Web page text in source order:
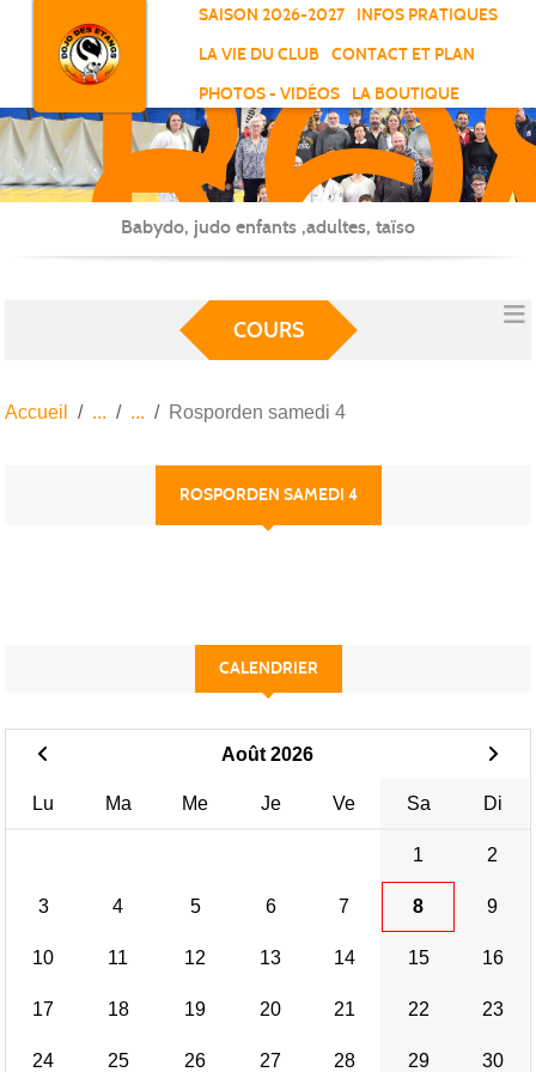
SAISON 2026-2027
INFOS PRATIQUES
LA VIE DU CLUB
CONTACT ET PLAN
PHOTOS - VIDÉOS
LA BOUTIQUE
-
-
Babydo, judo enfants ,adultes, taïso
COURS
Accueil Rosporden samedi 4
ROSPORDEN SAMEDI 4
CALENDRIER
Août 2026
Lu Ma Me Je Ve Sa Di
1 2
3 4 5 6 7 8 9
10 11 12 13 14 15 16
17 18 19 20 21 22 23
24 25 26 27 28 29 30
Panneau de gestion des cookies